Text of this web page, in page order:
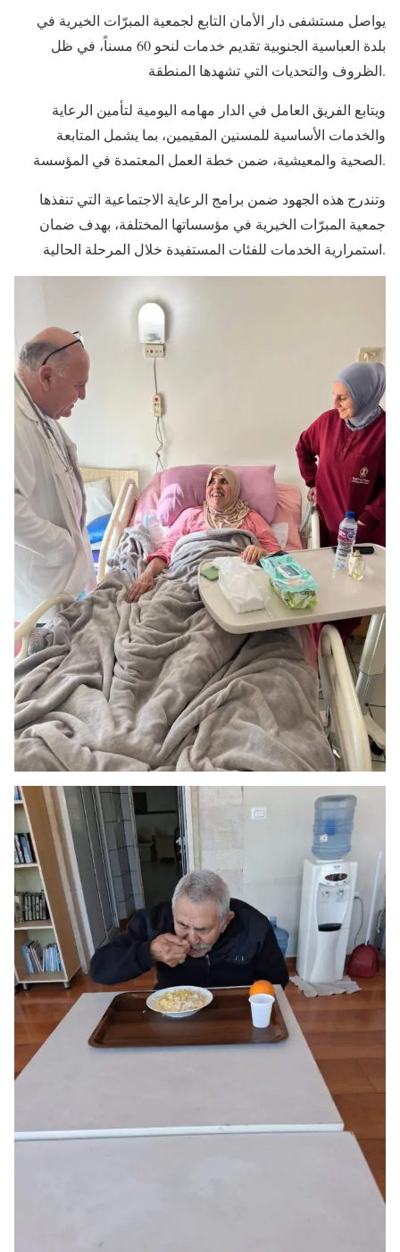
يواصل مستشفى دار الأمان التابع لجمعية المبرّات الخيرية في
بلدة العباسية الجنوبية تقديم خدمات لنحو 60 مسناً، في ظل
الظروف والتحديات التي تشهدها المنطقة.
ويتابع الفريق العامل في الدار مهامه اليومية لتأمين الرعاية
والخدمات الأساسية للمسنين المقيمين، بما يشمل المتابعة
الصحية والمعيشية، ضمن خطة العمل المعتمدة في المؤسسة.
وتندرج هذه الجهود ضمن برامج الرعاية الاجتماعية التي تنفذها
جمعية المبرّات الخيرية في مؤسساتها المختلفة، بهدف ضمان
استمرارية الخدمات للفئات المستفيدة خلال المرحلة الحالية.